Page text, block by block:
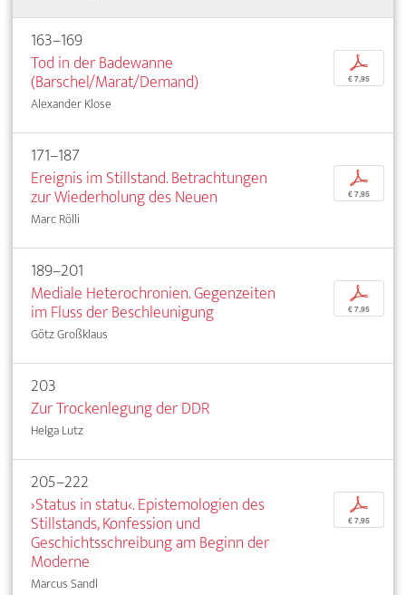
163–169
Tod in der Badewanne
(Barschel/Marat/Demand)
Alexander Klose
p
€ 7,95
171–187
Ereignis im Stillstand. Betrachtungen
zur Wiederholung des Neuen
Marc Rölli
p
€ 7,95
189–201
Mediale Heterochronien. Gegenzeiten
im Fluss der Beschleunigung
Götz Großklaus
p
€ 7,95
203
Zur Trockenlegung der DDR
Helga Lutz
205–222
›Status in statu‹. Epistemologien des
Stillstands, Konfession und
Geschichtsschreibung am Beginn der
Moderne
Marcus Sandl
p
€ 7,95